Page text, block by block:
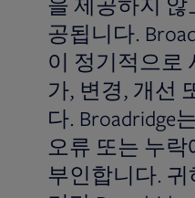
공됩니다.
이 정기적으로
가, 변경, 개선
다. Broadridge
오류 또는 누
부인합니다.